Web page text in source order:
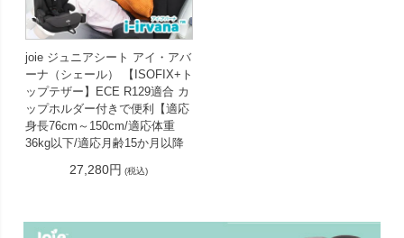
joie ジュニアシート アイ・アバ
ーナ（シェール） 【ISOFIX+ト
ップテザー】ECE R129適合 カ
ップホルダー付きで便利【適応
身長76cm～150cm/適応体重
36kg以下/適応月齢15か月以降
27,280円 (税込)